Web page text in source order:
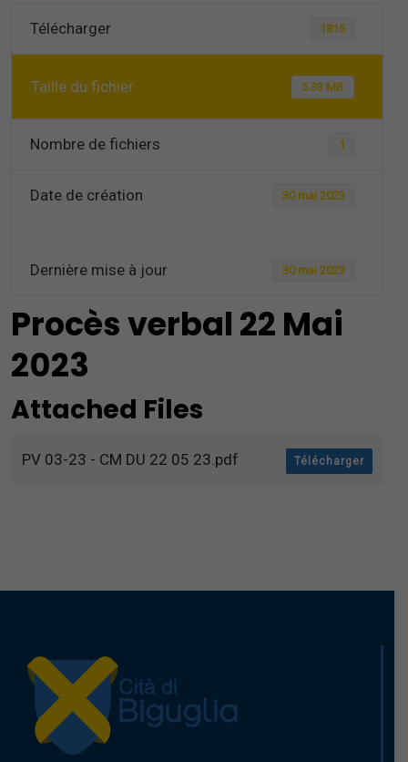
Télécharger 1815
Taille du fichier 5.33 MB
Nombre de fichiers 1
Date de création 30 mai 2023
Dernière mise à jour 30 mai 2023
Procès verbal 22 Mai
2023
Attached Files
PV 03-23 - CM DU 22 05 23.pdf Télécharger